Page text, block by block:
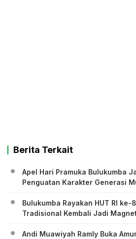
Berita Terkait
Apel Hari Pramuka Bulukumba
Penguatan Karakter Generasi
Bulukumba Rayakan HUT RI ke-
Tradisional Kembali Jadi
Andi Muawiyah Ramly Buka